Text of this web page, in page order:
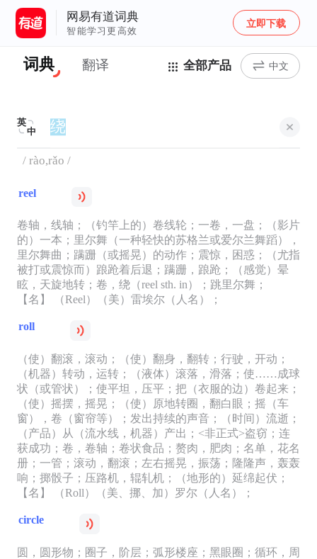
网易有道词典
智能学习更高效
立即下载
词典 翻译 全部产品 中文
英
中
/ rào,rǎo /
reel
卷轴，线轴；（钓竿上的）卷线轮；一卷，一盘；（影片
的）一本；里尔舞（一种轻快的苏格兰或爱尔兰舞蹈），
里尔舞曲；蹒跚（或摇晃）的动作；震惊，困惑；（尤指
被打或震惊而）踉跄着后退；蹒跚，踉跄；（感觉）晕
眩，天旋地转；卷，绕（reel sth. in）；跳里尔舞；
【名】 （Reel）（美）雷埃尔（人名）；
roll
（使）翻滚，滚动；（使）翻身，翻转；行驶，开动；
（机器）转动，运转；（液体）滚落，滑落；使……成球
状（或管状）；使平坦，压平；把（衣服的边）卷起来；
（使）摇摆，摇晃；（使）原地转圈，翻白眼；摇（车
窗），卷（窗帘等）；发出持续的声音；（时间）流逝；
（产品）从（流水线，机器）产出；<非正式>盗窃；连
获成功；卷，卷轴；卷状食品；赘肉，肥肉；名单，花名
册；一管；滚动，翻滚；左右摇晃，振荡；隆隆声，轰轰
响；掷骰子；压路机，辊轧机；（地形的）延绵起伏；
【名】 （Roll）（美、挪、加）罗尔（人名）；
circle
圆，圆形物；圈子，阶层；弧形楼座；黑眼圈；循环，周